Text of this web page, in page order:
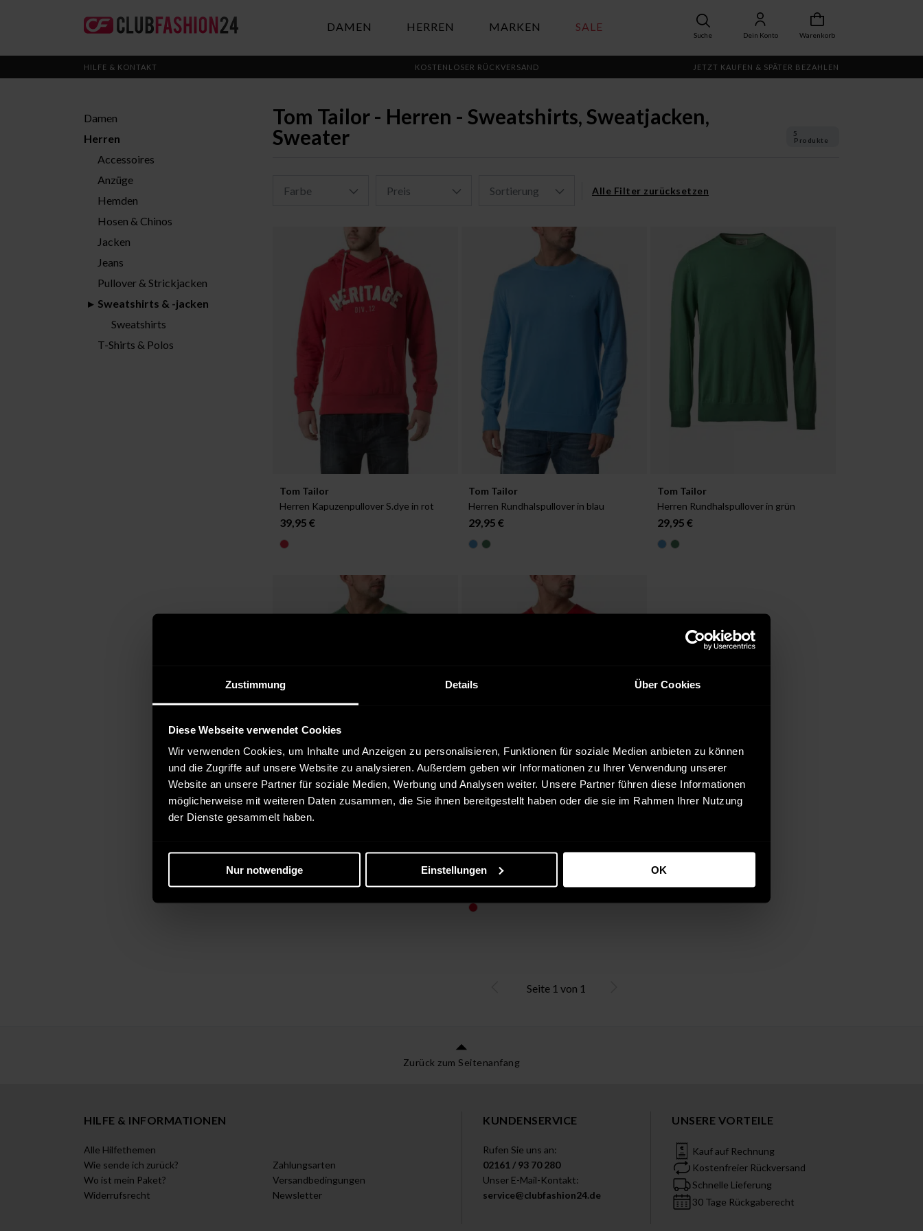
Zustimmung Details Über Cookies
Diese Webseite verwendet Cookies
Wir verwenden Cookies, um Inhalte und Anzeigen zu personalisieren, Funktionen für soziale Medien anbieten zu können
und die Zugriffe auf unsere Website zu analysieren. Außerdem geben wir Informationen zu Ihrer Verwendung unserer
Website an unsere Partner für soziale Medien, Werbung und Analysen weiter. Unsere Partner führen diese Informationen
möglicherweise mit weiteren Daten zusammen, die Sie ihnen bereitgestellt haben oder die sie im Rahmen Ihrer Nutzung
der Dienste gesammelt haben.
Nur notwendige Einstellungen OK
DAMEN HERREN MARKEN SALE
Suche Dein Konto Warenkorb
HILFE & KONTAKT KOSTENLOSER RÜCKVERSAND JETZT KAUFEN & SPÄTER BEZAHLEN
Damen
Herren
Accessoires
Anzüge
Hemden
Hosen & Chinos
Jacken
Jeans
Pullover & Strickjacken
Sweatshirts & -jacken
Sweatshirts
T-Shirts & Polos
Tom Tailor - Herren - Sweatshirts, Sweatjacken,
Sweater
5
Produkte
Farbe Preis Sortierung Alle Filter zurücksetzen
Verfügbar in:
S
Tom Tailor
Herren Kapuzenpullover S.dye in rot
39,95 €
Verfügbar in:
S
Tom Tailor
Herren Rundhalspullover in blau
29,95 €
Verfügbar in:
S
Tom Tailor
Herren Rundhalspullover in grün
29,95 €
SHerren Pullover Nos in grün
29,95 €
SHerren Pullover mit V-Ausschnitt in
rot
29,95 €
Seite 1 von 1
Zurück zum Seitenanfang
HILFE & INFORMATIONEN
Alle Hilfethemen
Wie sende ich zurück?
Zahlungsarten
Wo ist mein Paket?
Versandbedingungen
Widerrufsrecht
Newsletter
KUNDENSERVICE
Rufen Sie uns an:
02161 / 93 70 280
Unser E-Mail-Kontakt:
service@clubfashion24.de
UNSERE VORTEILE
Kauf auf Rechnung
Kostenfreier Rückversand
Schnelle Lieferung
30 Tage Rückgaberecht